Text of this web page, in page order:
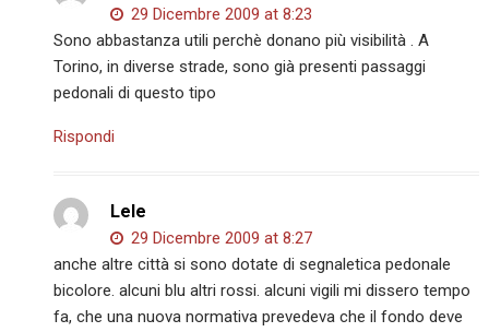
29 Dicembre 2009 at 8:23
Sono abbastanza utili perchè donano più visibilità . A
Torino, in diverse strade, sono già presenti passaggi
pedonali di questo tipo
Rispondi
Lele
29 Dicembre 2009 at 8:27
anche altre città si sono dotate di segnaletica pedonale
bicolore. alcuni blu altri rossi. alcuni vigili mi dissero tempo
fa, che una nuova normativa prevedeva che il fondo deve